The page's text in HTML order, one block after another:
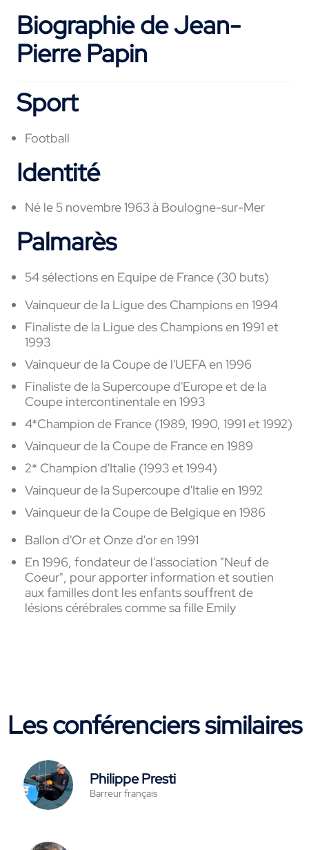
Biographie de Jean-
Pierre Papin
Sport
Football
Identité
Né le 5 novembre 1963 à Boulogne-sur-Mer
Palmarès
54 sélections en Equipe de France (30 buts)
Vainqueur de la Ligue des Champions en 1994
Finaliste de la Ligue des Champions en 1991 et
1993
Vainqueur de la Coupe de l'UEFA en 1996
Finaliste de la Supercoupe d'Europe et de la
Coupe intercontinentale en 1993
4*Champion de France (1989, 1990, 1991 et 1992)
Vainqueur de la Coupe de France en 1989
2* Champion d'Italie (1993 et 1994)
Vainqueur de la Supercoupe d'Italie en 1992
Vainqueur de la Coupe de Belgique en 1986
Ballon d'Or et Onze d'or en 1991
En 1996, fondateur de l'association "Neuf de
Coeur", pour apporter information et soutien
aux familles dont les enfants souffrent de
lésions cérébrales comme sa fille Emily
Les conférenciers similaires
Philippe Presti
Barreur français